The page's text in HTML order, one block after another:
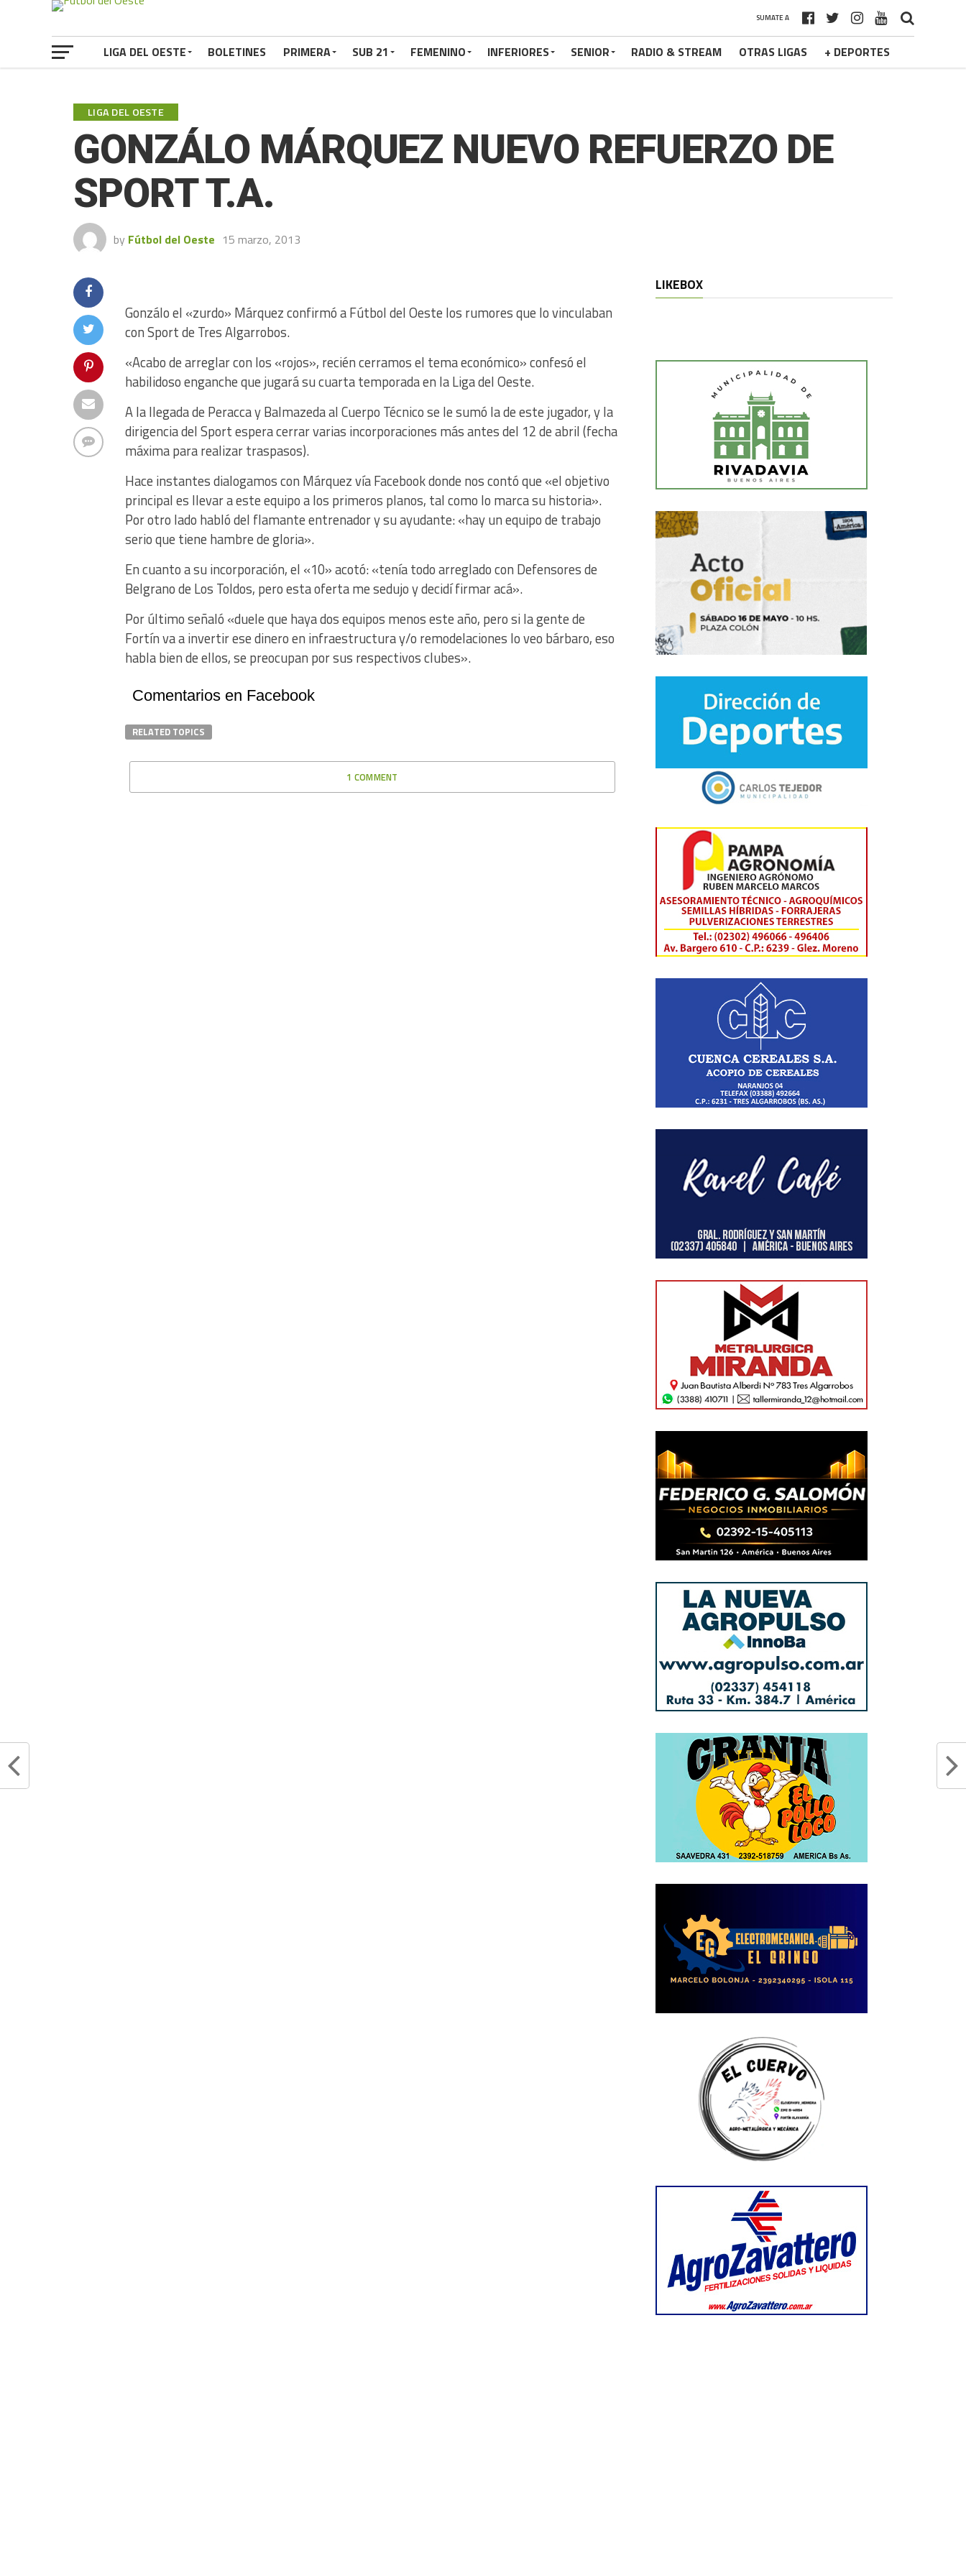
SUMATE A
LIGA DEL OESTE BOLETINES PRIMERA SUB 21 FEMENINO INFERIORES SENIOR RADIO & STREAM OTRAS LIGAS + DEPORTES
LIGA DEL OESTE
GONZÁLO MÁRQUEZ NUEVO REFUERZO DE
SPORT T.A.
by Fútbol del Oeste 15 marzo, 2013
Gonzálo el «zurdo» Márquez confirmó a Fútbol del Oeste los rumores que lo vinculaban
con Sport de Tres Algarrobos.
«Acabo de arreglar con los «rojos», recién cerramos el tema económico» confesó el
habilidoso enganche que jugará su cuarta temporada en la Liga del Oeste.
A la llegada de Peracca y Balmazeda al Cuerpo Técnico se le sumó la de este jugador, y la
dirigencia del Sport espera cerrar varias incorporaciones más antes del 12 de abril (fecha
máxima para realizar traspasos).
Hace instantes dialogamos con Márquez vía Facebook donde nos contó que «el objetivo
principal es llevar a este equipo a los primeros planos, tal como lo marca su historia».
Por otro lado habló del flamante entrenador y su ayudante: «hay un equipo de trabajo
serio que tiene hambre de gloria».
En cuanto a su incorporación, el «10» acotó: «tenía todo arreglado con Defensores de
Belgrano de Los Toldos, pero esta oferta me sedujo y decidí firmar acá».
Por último señaló «duele que haya dos equipos menos este año, pero si la gente de
Fortín va a invertir ese dinero en infraestructura y/o remodelaciones lo veo bárbaro, eso
habla bien de ellos, se preocupan por sus respectivos clubes».
Comentarios en Facebook
RELATED TOPICS
1 COMMENT
LIKEBOX